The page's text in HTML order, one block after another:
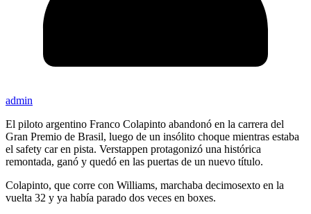
admin
El piloto argentino Franco Colapinto abandonó en la carrera del
Gran Premio de Brasil, luego de un insólito choque mientras estaba
el safety car en pista. Verstappen protagonizó una histórica
remontada, ganó y quedó en las puertas de un nuevo título.
Colapinto, que corre con Williams, marchaba decimosexto en la
vuelta 32 y ya había parado dos veces en boxes.